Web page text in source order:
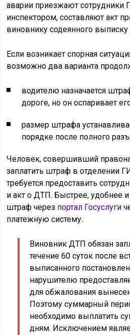
аварии приезжают
инспектором, составляют акт
виновнику содеянного
Если возникает спорная
возможно два варианта
водителю назначается
дороге, но он оспаривает
размер штрафа
порядке после полного
Человек, совершивший
заплатить штраф в отделении
требуется предоставить
и акт о ДТП. Быстрее, удобнее
штраф через портал Госуслуги
платежную систему.
Виновник ДТП обязан
течение 60 суток после
выписанного
нарушителю
для обжалования
Поэтому суммарный
необходимо выплатить
дням. Исключением